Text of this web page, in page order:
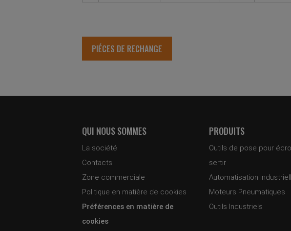
PIÉCES DE RECHANGE
QUI NOUS SOMMES
La société
Contacts
Zone commerciale
Politique en matière de cookies
Préférences en matière de
cookies
PRODUITS
Outils de pose pour
sertir
Automatisation
Moteurs Pneumatiques
Outils Industriels